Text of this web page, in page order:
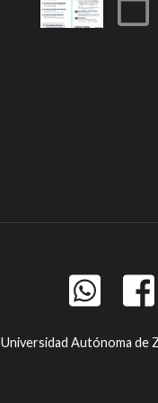
Universidad Autónoma de